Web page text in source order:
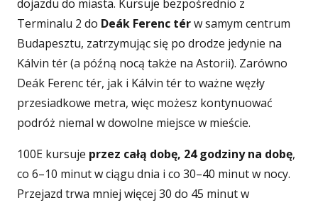
dojazdu do miasta. Kursuje bezpośrednio z
Terminalu 2 do Deák Ferenc térw samym centrum
Budapesztu, zatrzymując się po drodze jedynie na
Kálvin tér (a późną nocą także na Astorii). Zarówno
Deák Ferenc tér, jak i Kálvin tér to ważne węzły
przesiadkowe metra, więc możesz kontynuować
podróż niemal w dowolne miejsce w mieście.
100E kursuje przez całą dobę, 24 godziny na dobę,
co 6–10 minut w ciągu dnia i co 30–40 minut w nocy.
Przejazd trwa mniej więcej 30 do 45 minut w